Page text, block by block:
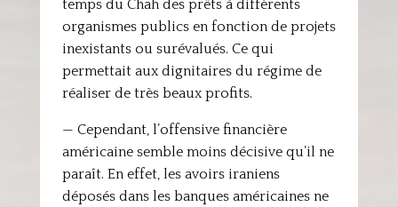
temps du Chah des prêts à différents
organismes publics en fonction de projets
inexistants ou surévalués. Ce qui
permettait aux dignitaires du régime de
réaliser de très beaux profits.
— Cependant, l’offensive financière
américaine semble moins décisive qu’il ne
paraît. En effet, les avoirs iraniens
déposés dans les banques américaines ne